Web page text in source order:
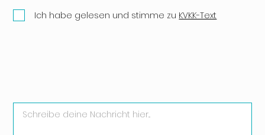
Ich habe gelesen und stimme zu KVKK-Text